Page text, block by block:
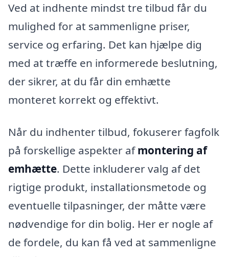
Ved at indhente mindst tre tilbud får du
mulighed for at sammenligne priser,
service og erfaring. Det kan hjælpe dig
med at træffe en informerede beslutning,
der sikrer, at du får din emhætte
monteret korrekt og effektivt.
Når du indhenter tilbud, fokuserer fagfolk
på forskellige aspekter afmontering af
emhætte. Dette inkluderer valg af det
rigtige produkt, installationsmetode og
eventuelle tilpasninger, der måtte være
nødvendige for din bolig. Her er nogle af
de fordele, du kan få ved at sammenligne